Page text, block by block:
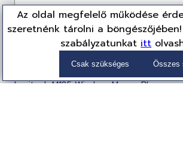
Az oldal megfelelő működése
szeretnénk tárolni a
szabályzatunkatitt
Csak szükséges Összes
Logitech M185 Wireless Mouse Blue